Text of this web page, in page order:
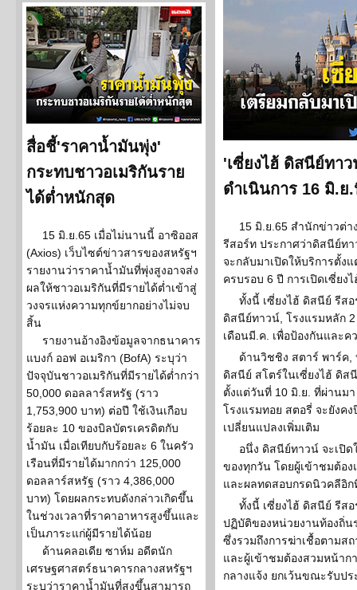
สื่อชี้'ราคาน้ำมันพุ่ง'
กระทบชาวอเมริกันราย
ได้ต่ำหนักสุด
15 มิ.ย.65 เมื่อไม่นานนี้ อาซิออส
(Axios) เว็บไซต์ข่าวสารของสหรัฐฯ
รายงานว่าราคาน้ำมันที่พุ่งสูงอาจส่ง
ผลให้ชาวอเมริกันที่มีรายได้ต่ำเข้าสู่
วงจรแห่งความทุกข์ยากอย่างไม่จบ
สิ้น
รายงานอ้างอิงข้อมูลจากธนาคาร
แบงก์ ออฟ อเมริกา (BofA) ระบุว่า
ปัจจุบันชาวอเมริกันที่มีรายได้ต่ำกว่า
50,000 ดอลลาร์สหรัฐ (ราว
1,753,900 บาท) ต่อปี ใช้เงินเกือบ
ร้อยละ 10 ของบิลบัตรเครดิตกับ
น้ำมัน เมื่อเทียบกับร้อยละ 6 ในครัว
เรือนที่มีรายได้มากกว่า 125,000
ดอลลาร์สหรัฐ (ราว 4,386,000
บาท) โดยผลกระทบดังกล่าวเกิดขึ้น
ในช่วงเวลาที่ราคาอาหารสูงขึ้นและ
เป็นภาระแก่ผู้มีรายได้น้อย
ด้านคลอเดีย ซาห์ม อดีตนัก
เศรษฐศาสตร์ธนาคารกลางสหรัฐฯ
ระบุว่าราคาน้ำมันที่สูงขึ้นสามารถ
'เซี่ยงไฮ้ ดิสนีย์ทา
ดำเนินการ 16 มิ.ย
15 มิ.ย.65 สำนักข่าวต่า
รีสอร์ท ประกาศว่าดิสนีย์ท
จะกลับมาเปิดให้บริการตั้ง
ครบรอบ 6 ปี การเปิดเซี่ยง
ทั้งนี้ เซี่ยงไฮ้ ดิสนีย์ รีส
ดิสนีย์ทาวน์, โรงแรมหลัก
เดือนมี.ค. เพื่อป้องกันและ
ด้านวิชชิง สตาร์ พาร์ค,
ดิสนีย์ สโตร์ในเซี่ยงไฮ้ ดิส
ตั้งแต่วันที่ 10 มิ.ย. ที่ผ่านม
โรงแรมทอย สตอรี่ จะยังค
เปลี่ยนแปลงเพิ่มเติม
อนึ่ง ดิสนีย์ทาวน์ จะเปิด
ของทุกวัน โดยผู้เข้าชมต้อ
และผลทดสอบกรดนิวคลีอิก
ทั้งนี้ เซี่ยงไฮ้ ดิสนีย์ รีส
ปฏิบัติของหน่วยงานท้องถิ่น
ซึ่งรวมถึงการฆ่าเชื้อตามส
และผู้เข้าชมต้องสวมหน้าก
กลางแจ้ง ยกเว้นขณะรับป